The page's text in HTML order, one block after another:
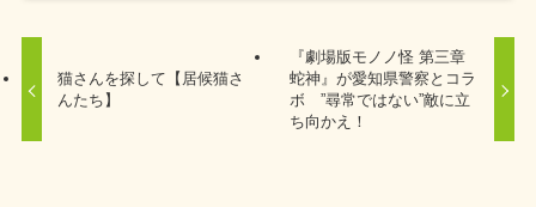
猫さんを探して【居候猫さ
んたち】
『劇場版モノノ怪 第三章
蛇神』が愛知県警察とコラ
ボ ”尋常ではない”敵に立
ち向かえ！